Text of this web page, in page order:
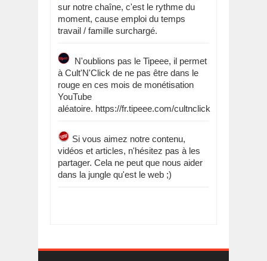
sur notre chaîne, c'est le rythme du
moment, cause emploi du temps
travail / famille surchargé.
N'oublions pas le Tipeee, il permet
à Cult'N'Click de ne pas être dans le
rouge en ces mois de monétisation
YouTube
aléatoire. https://fr.tipeee.com/cultnclick
Si vous aimez notre contenu,
vidéos et articles, n'hésitez pas à les
partager. Cela ne peut que nous aider
dans la jungle qu'est le web ;)